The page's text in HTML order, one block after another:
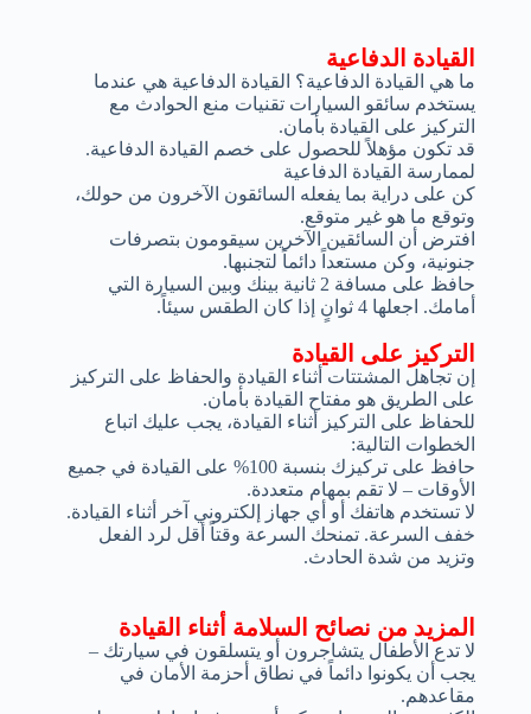
التركيز على القيادة
إن تجاهل المشتتات أثناء القيادة والحفاظ على التركيز
على الطريق هو مفتاح القيادة بأمان.
للحفاظ على التركيز أثناء القيادة، يجب عليك اتباع
الخطوات التالية:
حافظ على تركيزك بنسبة 100% على القيادة في جميع
الأوقات – لا تقم بمهام متعددة.
لا تستخدم هاتفك أو أي جهاز إلكتروني آخر أثناء القيادة.
خفف السرعة. تمنحك السرعة وقتاً أقل لرد الفعل
وتزيد من شدة الحادث.
القيادة الدفاعية
ما هي القيادة الدفاعية؟ القيادة الدفاعية هي عندما
يستخدم سائقو السيارات تقنيات منع الحوادث مع
التركيز على القيادة بأمان.
قد تكون مؤهلاً للحصول على خصم القيادة الدفاعية.
لممارسة القيادة الدفاعية
كن على دراية بما يفعله السائقون الآخرون من حولك،
وتوقع ما هو غير متوقع.
افترض أن السائقين الآخرين سيقومون بتصرفات
جنونية، وكن مستعداً دائماً لتجنبها.
حافظ على مسافة 2 ثانية بينك وبين السيارة التي
أمامك. اجعلها 4 ثوانٍ إذا كان الطقس سيئاً.
المزيد من نصائح السلامة أثناء القيادة
لا تدع الأطفال يتشاجرون أو يتسلقون في سيارتك –
يجب أن يكونوا دائماً في نطاق أحزمة الأمان في
مقاعدهم.